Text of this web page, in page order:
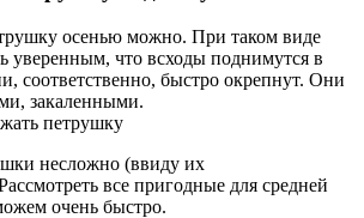
осенью можно. При таком виде
уверенным, что всходы поднимутся в
соответственно, быстро окрепнут. Они
закаленными.
несложно (ввиду их
все пригодные для средней
очень быстро.